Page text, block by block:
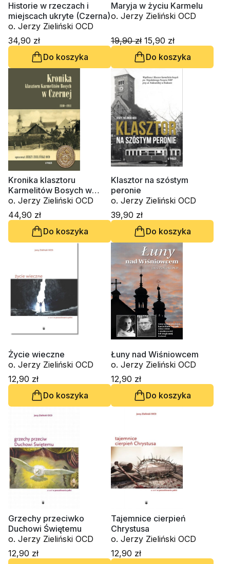
Historie w rzeczach i
miejscach ukryte (Czerna)
o. Jerzy Zieliński OCD
34,90 zł
Do koszyka
Maryja w życiu Karmelu
o. Jerzy Zieliński OCD
19,90 zł 15,90 zł
Do koszyka
Kronika klasztoru
Karmelitów Bosych w
Czernej (1880–1911)
o. Jerzy Zieliński OCD
44,90 zł
Do koszyka
Klasztor na szóstym
peronie
o. Jerzy Zieliński OCD
39,90 zł
Do koszyka
Życie wieczne
o. Jerzy Zieliński OCD
12,90 zł
Do koszyka
Łuny nad Wiśniowcem
o. Jerzy Zieliński OCD
12,90 zł
Do koszyka
Grzechy przeciwko
Duchowi Świętemu
o. Jerzy Zieliński OCD
12,90 zł
Tajemnice cierpień
Chrystusa
o. Jerzy Zieliński OCD
12,90 zł